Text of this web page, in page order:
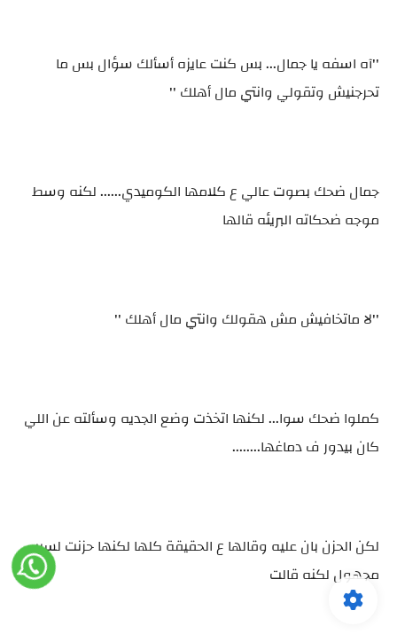
''آه اسفه يا جمال... بس كنت عايزه أسألك سؤال بس ما
تحرجنيش وتقولي وانتي مال أهلك ''
جمال ضحك بصوت عالي ع كلامها الكوميدي...... لكنه وسط
موجه ضحكاته البريئه قالها
''لا ماتخافيش مش هقولك وانتي مال أهلك ''
كملوا ضحك سوا... لكنها اتخذت وضع الجديه وسألته عن اللي
كان بيدور ف دماغها........
لكن الحزن بان عليه وقالها ع الحقيقة كلها لكنها حزنت لسبب
مجهول لكنه قالت